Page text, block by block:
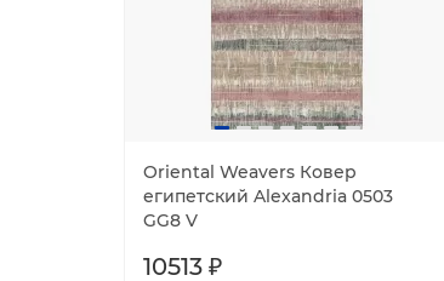
Oriental Weavеrs Ковер
египетский Alexandria 0503
GG8 V
10513 ₽